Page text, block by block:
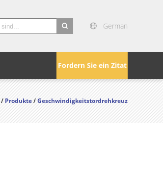
German
Fordern Sie ein Zitat
/Produkte/Geschwindigkeitstordrehkreuz